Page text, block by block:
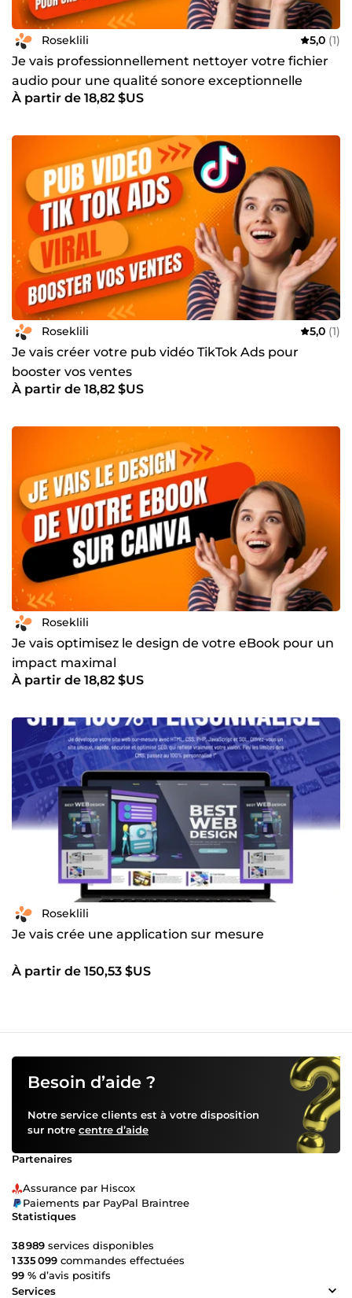
Roseklili 5,0 (1)
Je vais professionnellement nettoyer votre fichier
audio pour une qualité sonore exceptionnelle
À partir de 18,82 $US
Roseklili 5,0 (1)
Je vais créer votre pub vidéo TikTok Ads pour
booster vos ventes
À partir de 18,82 $US
Roseklili
Je vais optimisez le design de votre eBook pour un
impact maximal
À partir de 18,82 $US
Roseklili
Je vais crée une application sur mesure
À partir de 150,53 $US
Besoin d’aide ?
Notre service clients est à votre disposition
sur notre centre d’aide
Partenaires
Assurance par Hiscox
Paiements par PayPal Braintree
Statistiques
38 989 services disponibles
1 335 099 commandes effectuées
99 % d’avis positifs
Services